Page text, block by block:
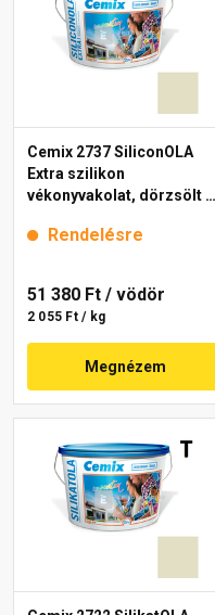
Cemix 2737 SiliconOLA
Extra szilikon
vékonyvakolat, dörzsölt 2
Rendelésre
51 380 Ft / vödör
2 055 Ft / kg
Megnézem